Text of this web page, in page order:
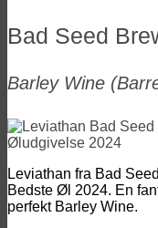
Bad Seed
Barley Wine
Leviathan fra Bad
Bedste Øl 2024. En
perfekt Barley Wine.